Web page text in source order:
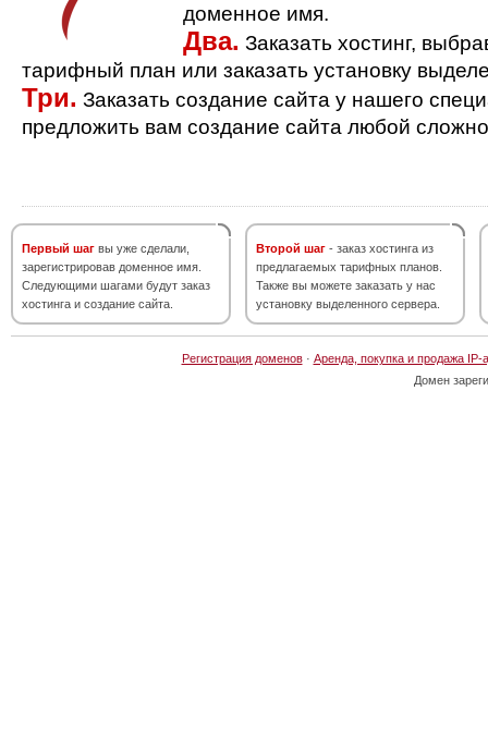
доменное имя.
Два. Заказать хостинг,
тарифный план или заказать установку
Три. Заказать создание сайта у нашего
предложить вам создание сайта любой
Первый шаг вы уже сделали,
зарегистрировав доменное имя.
Следующими шагами будут заказ
хостинга и создание сайта.
Второй шаг - заказ хостинга из
предлагаемых тарифных планов.
Также вы можете заказать у нас
установку выделенного сервера.
Регистрация доменов· Аренда, покупка и продажа IP-
Домен